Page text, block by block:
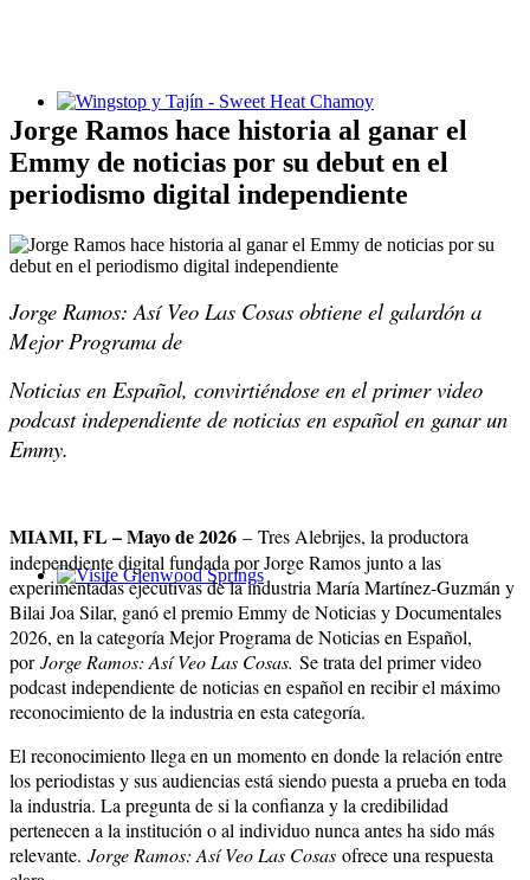
Wingstop y Tajín - Sweet Heat Chamoy
Glenwood Springs - Bello y Encantador
Jorge Ramos hace historia al ganar el
Emmy de noticias por su debut en el
periodismo digital independiente
Jorge Ramos: Así Veo Las Cosas obtiene el galardón a
Mejor Programa de
Noticias en Español, convirtiéndose en el primer video
podcast independiente de noticias en español en ganar un
Emmy.
MIAMI, FL – Mayo de 2026 – Tres Alebrijes, la productora
independiente digital fundada por Jorge Ramos junto a las
experimentadas ejecutivas de la industria María Martínez-Guzmán y
Bilai Joa Silar, ganó el premio Emmy de Noticias y Documentales
2026, en la categoría Mejor Programa de Noticias en Español,
porJorge Ramos: Así Veo Las Cosas. Se trata del primer video
podcast independiente de noticias en español en recibir el máximo
reconocimiento de la industria en esta categoría.
El reconocimiento llega en un momento en donde la relación entre
los periodistas y sus audiencias está siendo puesta a prueba en toda
la industria. La pregunta de si la confianza y la credibilidad
pertenecen a la institución o al individuo nunca antes ha sido más
relevante. Jorge Ramos: Así Veo Las Cosas ofrece una respuesta